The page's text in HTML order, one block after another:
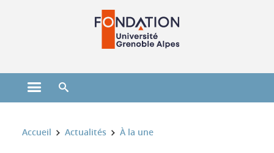
Ouvrir le menu principal
Vous êtes ici :
Accueil Actualités À la une